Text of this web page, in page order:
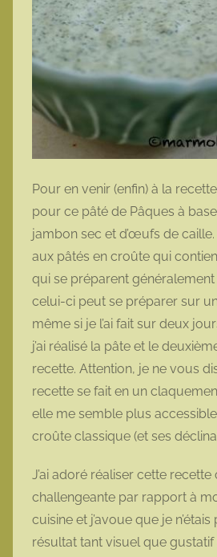
Pour en venir (enfin) à la
pour ce pâté de Pâques à
jambon sec et d’œufs de
aux pâtés en croûte qui
qui se préparent
celui-ci peut se préparer sur
même si je l’ai fait sur deux
j’ai réalisé la pâte et le
recette. Attention, je ne vous
recette se fait en un
elle me semble plus
croûte classique (et ses
J’ai adoré réaliser cette
challengeante par rapport à
cuisine et j’avoue que je
résultat tant visuel que gustatif